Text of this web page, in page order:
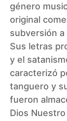
género
original
subversión
Sus letras
y el
caracterizó
tanguero y
fueron
Dios